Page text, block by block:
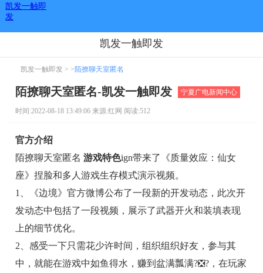
凯发一触即
发
凯发一触即发
凯发一触即发 > >陌撩聊天室匿名
陌撩聊天室匿名-凯发一触即发 宁夏广电新闻中心
时间:2022-08-18 13:49:06 来源:红网 阅读:512
官方介绍
陌撩聊天室匿名游戏特色ign带来了《质量效应：仙女
座》捏脸和多人游戏生存模式演示视频。
1、《边境》官方微博公布了一段新的开发动态，此次开
发动态中包括了一段视频，展示了武器开火和装填表现
上的细节优化。
2、感受一下只需花少许时间，组织组织好友，参与其
中，就能在游戏中如鱼得水，赚到盆满瓢满?❎?，在玩家